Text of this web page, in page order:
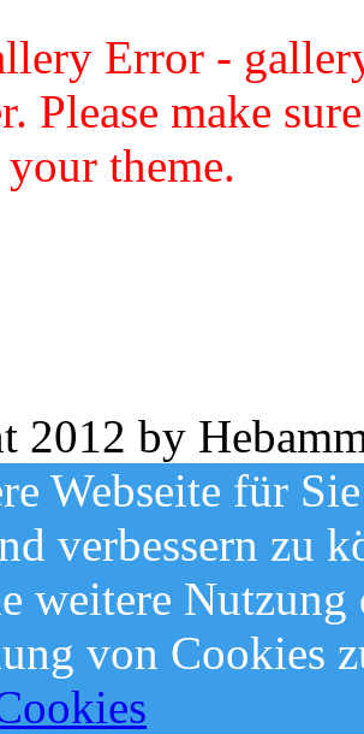
Error -
Please make
theme.
2012 by
Webseite für
verbessern zu
weitere Nutzung
von Cookies